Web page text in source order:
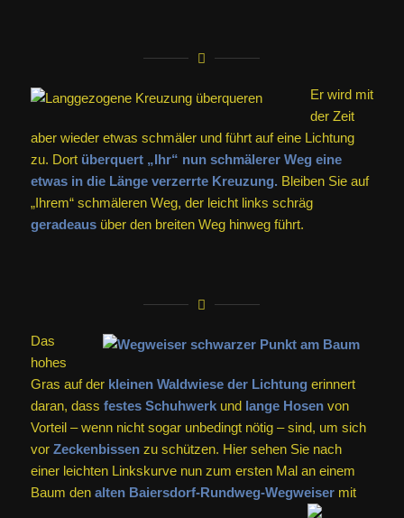
Er wird mit
der Zeit
aber wieder etwas schmäler und führt auf eine Lichtung
zu. Dort überquert „Ihr“ nun schmälerer Weg eine
etwas in die Länge verzerrte Kreuzung. Bleiben Sie auf
„Ihrem“ schmäleren Weg, der leicht links schräg
geradeausüber den breiten Weg hinweg führt.
Das
hohes
Gras auf der kleinen Waldwiese der Lichtung erinnert
daran, dass festes Schuhwerkund lange Hosenvon
Vorteil – wenn nicht sogar unbedingt nötig – sind, um sich
vor Zeckenbissenzu schützen. Hier sehen Sie nach
einer leichten Linkskurve nun zum ersten Mal an einem
Baum den alten Baiersdorf-Rundweg-Wegweisermit